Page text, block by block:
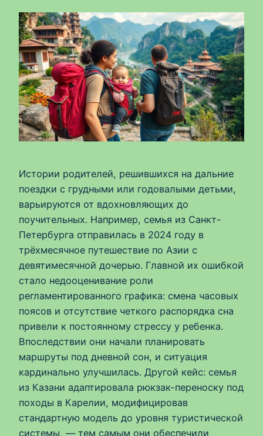
Истории родителей, решившихся на дальние
поездки с грудными или годовалыми детьми,
варьируются от вдохновляющих до
поучительных. Например, семья из Санкт-
Петербурга отправилась в 2024 году в
трёхмесячное путешествие по Азии с
девятимесячной дочерью. Главной их ошибкой
стало недооценивание роли
регламентированного графика: смена часовых
поясов и отсутствие четкого распорядка сна
привели к постоянному стрессу у ребенка.
Впоследствии они начали планировать
маршруты под дневной сон, и ситуация
кардинально улучшилась. Другой кейс: семья
из Казани адаптировала рюкзак-переноску под
походы в Карелии, модифицировав
стандартную модель до уровня туристической
системы, — тем самым они обеспечили